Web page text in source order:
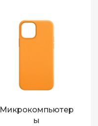
Микрокомпьютер
Ы